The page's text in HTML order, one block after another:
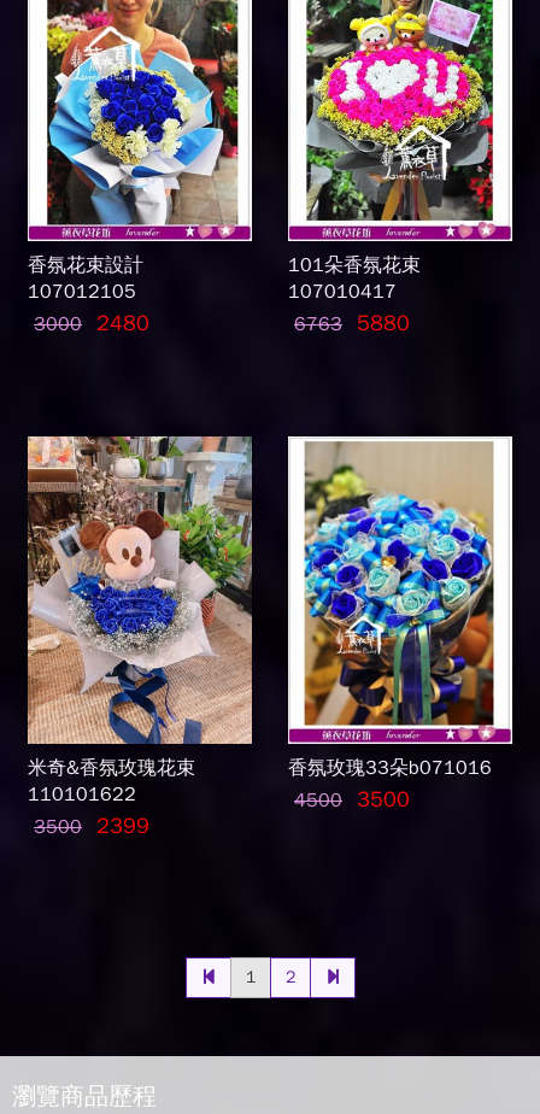
香氛花束設計
107012105
3000
2480
101朵香氛花束
107010417
6763
5880
米奇&香氛玫瑰花束
110101622
3500
2399
香氛玫瑰33朵b071016
4500
3500
1 2
瀏覽商品歷程